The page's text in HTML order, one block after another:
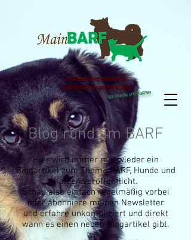
Hundefitnesstraining
und Enährungsberatung
für Hunde und Katzen
Blog rund um BARF
Hier wird immer mal wieder ein
Blogartikel zum Thema BARF, Hunde und
Katzen veröffentlicht.
Schau also einfach regelmäßig vorbei
oder abonniere meinen Newsletter
und erfahre unkompliziert und direkt
wann es einen neuen Blogartikel gibt.